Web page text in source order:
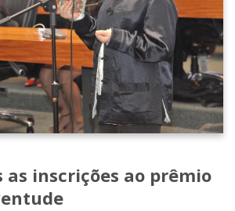
as inscrições ao prêmio